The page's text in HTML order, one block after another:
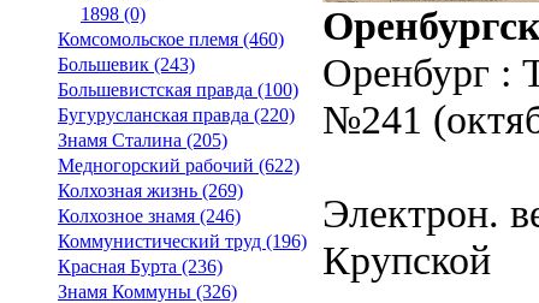
1898 (0)
Комсомольское племя (460)
Большевик (243)
Большевистская правда (100)
Бугурусланская правда (220)
Знамя Сталина (205)
Медногорский рабочий (622)
Колхозная жизнь (269)
Колхозное знамя (246)
Коммунистический труд (196)
Красная Бурта (236)
Знамя Коммуны (326)
Оренбург :
№241
Электрон.
Крупской